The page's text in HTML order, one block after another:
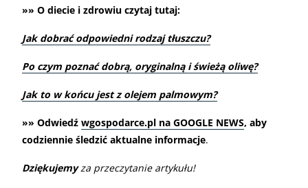
»» O diecie i zdrowiu czytaj tutaj:
Jak dobrać odpowiedni rodzaj tłuszczu?
Po czym poznać dobrą, oryginalną i świeżą oliwę?
Jak to w końcu jest z olejem palmowym?
»» Odwiedź wgospodarce.pl na GOOGLE NEWS, aby
codziennie śledzić aktualne informacje.
Dziękujemyza przeczytanie artykułu!